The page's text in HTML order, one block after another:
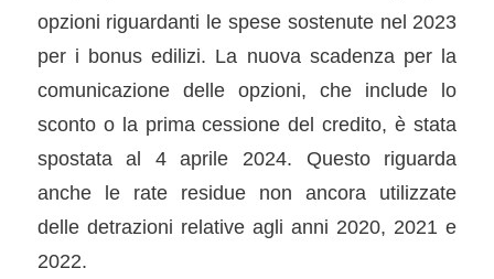
opzioni riguardanti le spese sostenute nel 2023
per i bonus edilizi. La nuova scadenza per la
comunicazione delle opzioni, che include lo
sconto o la prima cessione del credito, è stata
spostata al 4 aprile 2024. Questo riguarda
anche le rate residue non ancora utilizzate
delle detrazioni relative agli anni 2020, 2021 e
2022.